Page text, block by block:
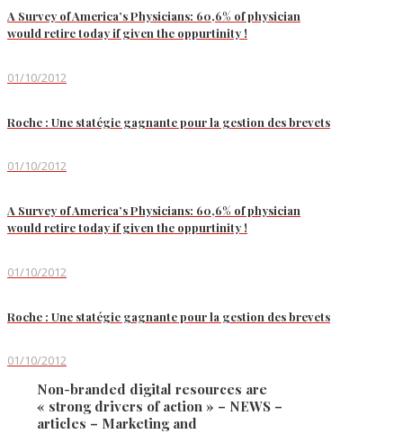
A Survey of America’s Physicians: 60,6% of physician
would retire today if given the oppurtinity !
01/10/2012
Roche : Une statégie gagnante pour la gestion des brevets
01/10/2012
A Survey of America’s Physicians: 60,6% of physician
would retire today if given the oppurtinity !
01/10/2012
Roche : Une statégie gagnante pour la gestion des brevets
01/10/2012
Non-branded digital resources are
« strong drivers of action » – NEWS –
articles – Marketing and